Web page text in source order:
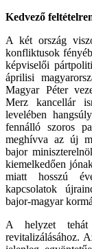
Kedvező
A két ország
konfliktusok
képviselői
áprilisi
Magyar Péter
Merz kancellár
levelében
fennálló szoros
meghívva az új
bajor
kiemelkedően
miatt hosszú
kapcsolatok
bajor-magyar
A helyzet tehát
revitalizálásához.